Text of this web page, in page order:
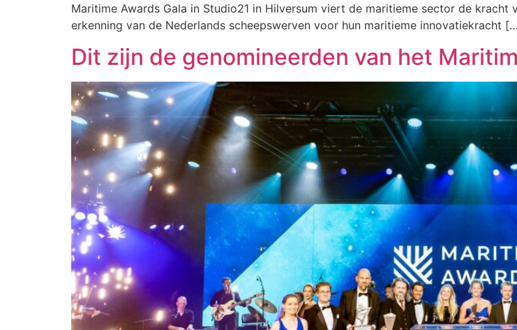
Maritime Awards Gala in Studio21 in Hilversum viert de maritieme sector de
erkenning van de Nederlands scheepswerven voor hun maritieme innovatiekracht
Dit zijn de genomineerden van het